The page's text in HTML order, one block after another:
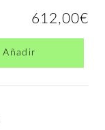
612,00€
Añadir